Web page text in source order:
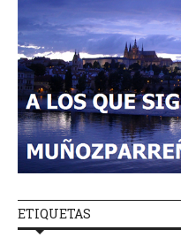
ETIQUETAS